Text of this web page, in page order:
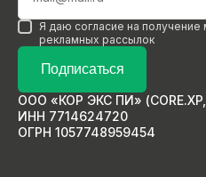
ООО «КОР ЭКС ПИ» (CORE.XP,
ИНН 7714624720
ОГРН 1057748959454
Подписаться
Я даю согласие на
рекламных рассылок